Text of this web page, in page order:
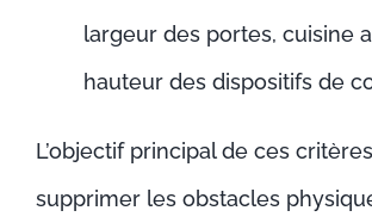
largeur des portes, cuisine
hauteur des dispositifs de
L’objectif principal de ces
supprimer les obstacles